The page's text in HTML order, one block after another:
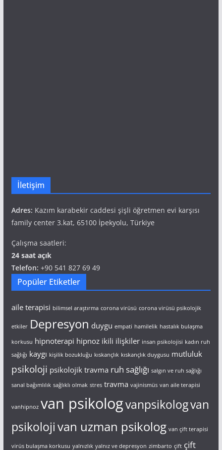
İletişim
Adres: Kazım karabekir caddesi şişli öğretmen evi karşısı
family center 3.kat, 65100 İpekyolu, Türkiye
Çalışma saatleri:
24 saat açık
Telefon: +90 541 827 69 49
Popüler Etiketler
aile terapisi bilimsel araştırma corona virüsü corona virüsü psikolojik
etkiler Depresyon duygu empati hamilelik hastalık bulaşma
korkusu hipnoterapi hipnoz ikili ilişkiler insan psikolojisi kadın ruh
sağlığı kaygı kişilik bozukluğu kıskançlık kıskançlık duygusu mutluluk
psikoloji psikolojik travma ruh sağlığı salgın ve ruh sağlığı
sanal bağımlılık sağlıklı olmak stres travma vajinismüs van aile terapisi
vanhipnoz van psikologvanpsikologvan
psikolojivan uzman psikolog van çift terapisi
virüs bulaşma korkusu yalnızlık yalnız ve depresyon zimbarto çift çift